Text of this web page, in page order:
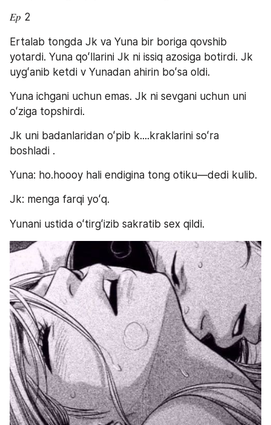
𝐸𝑝 2
Ertalab tongda Jk va Yuna bir boriga qovshib
yotardi. Yuna qoʻllarini Jk ni issiq azosiga botirdi. Jk
uygʻanib ketdi v Yunadan ahirin boʻsa oldi.
Yuna ichgani uchun emas. Jk ni sevgani uchun uni
oʻziga topshirdi.
Jk uni badanlaridan oʻpib k....kraklarini soʻra
boshladi .
Yuna: ho.hoooy hali endigina tong otiku—dedi kulib.
Jk: menga farqi yoʻq.
Yunani ustida oʻtirgʻizib sakratib sex qildi.